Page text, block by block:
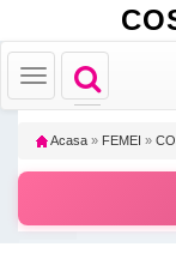
Toggle
navigation
Toggle
navigation
Acasa » FEMEI »